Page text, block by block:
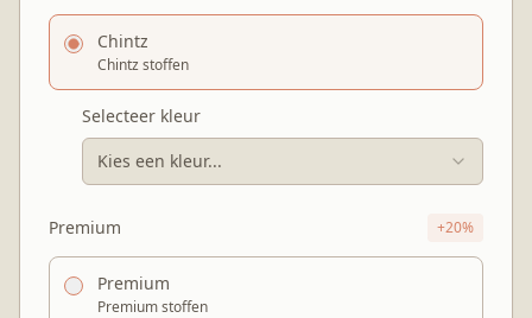
Chintz
Chintz stoffen
Selecteer kleur
Kies een kleur...
Premium +20%
Premium
Premium stoffen